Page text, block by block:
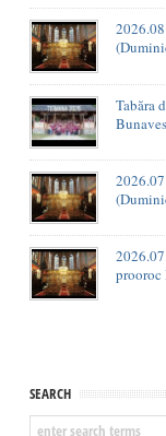
Tabăra
prooroc
SEARCH